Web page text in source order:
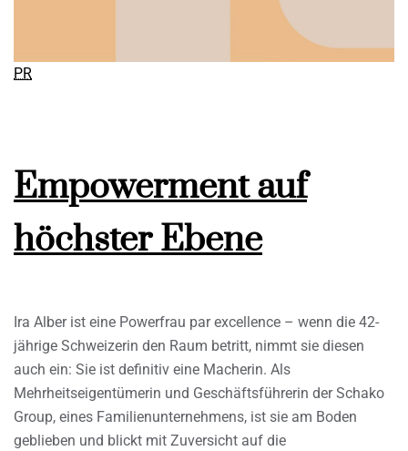
PR
Empowerment auf
höchster Ebene
Ira Alber ist eine Powerfrau par excellence – wenn die 42-
jährige Schweizerin den Raum betritt, nimmt sie diesen
auch ein: Sie ist definitiv eine Macherin. Als
Mehrheitseigentümerin und Geschäftsführerin der Schako
Group, eines Familienunternehmens, ist sie am Boden
geblieben und blickt mit Zuversicht auf die